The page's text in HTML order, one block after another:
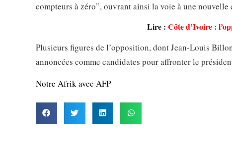
compteurs à zéro”, ouvrant ainsi la voie à une
Lire : Côte d’Ivoire :
Plusieurs figures de l’opposition, dont Jean-Louis
annoncées comme candidates pour affronter le
Notre Afrik avec AFP